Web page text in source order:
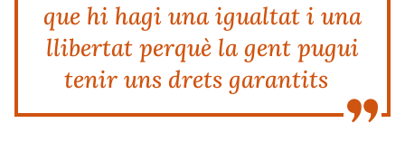
que hi hagi una igualtat i una
llibertat perquè la gent pugui
tenir uns drets garantits